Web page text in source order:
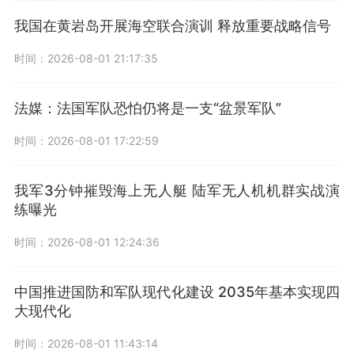
我国在黄岩岛开展海空联合演训 释放重要战略信号
时间：2026-08-01 21:17:35
法媒：法国军队恐怕仍将是一支“盆景军队”
时间：2026-08-01 17:22:59
我军3分钟摧毁海上无人艇 陆军无人机机群实战演
练曝光
时间：2026-08-01 12:24:36
中国推进国防和军队现代化建设 2035年基本实现四
大现代化
时间：2026-08-01 11:43:14